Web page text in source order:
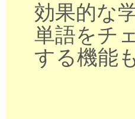
効果的な
単語をチ
する機能